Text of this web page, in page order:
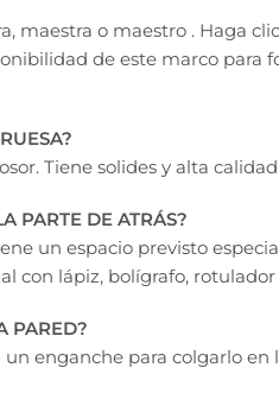
maestra o maestro . Haga
de este marco para
Tiene solides y alta
PARTE DE ATRÁS?
un espacio previsto
con lápiz, bolígrafo, rotulador
PARED?
un enganche para colgarlo